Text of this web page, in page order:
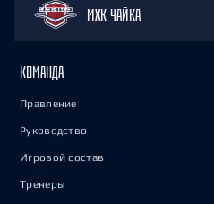
МХК ЧАЙКА
КОМАНДА
Правление
Руководство
Игровой состав
Тренеры